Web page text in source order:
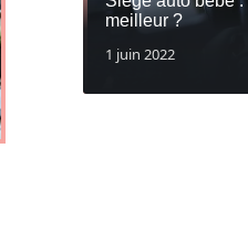
meilleur ?
1 juin 2022